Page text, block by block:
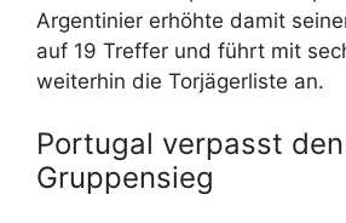
Argentinier erhöhte damit
auf 19 Treffer und führt mit
weiterhin die Torjägerliste an.
Portugal verpasst den
Gruppensieg